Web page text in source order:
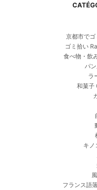
京都市で
ゴミ拾い
食べ物・飲
パ
ラ
和菓子
キノ
フランス語